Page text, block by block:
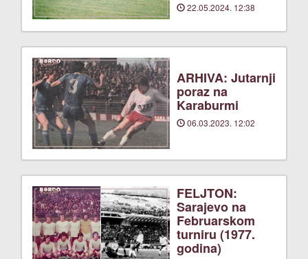
22.05.2024. 12:38
ARHIVA: Jutarnji
poraz na
Karaburmi
06.03.2023. 12:02
FELJTON:
Sarajevo na
Februarskom
turniru (1977.
godina)